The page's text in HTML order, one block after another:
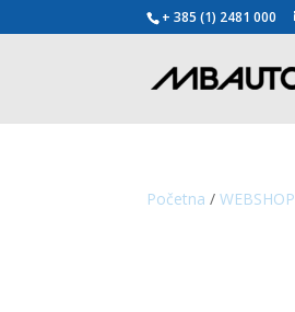
+ 385 (1) 2481 000
Početna /WEBSHOP